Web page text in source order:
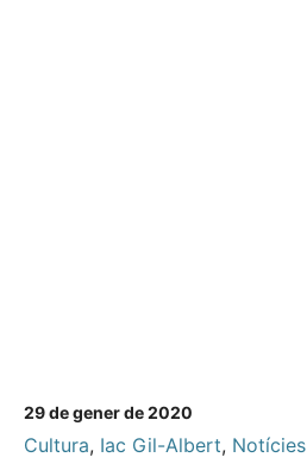
29 de gener de 2020
Cultura, Iac Gil-Albert, Notícies